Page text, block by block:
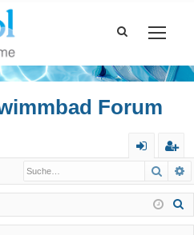
Forum
m
el
eg
ist
rie